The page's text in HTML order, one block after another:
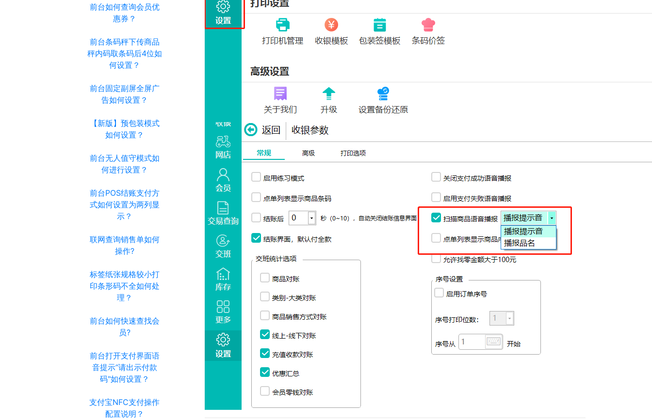
前台如何查询会员优
惠券？
前台条码秤下传商品
秤内码取条码后4位如
何设置？
前台固定副屏全屏广
告如何设置？
【新版】预包装模式
如何设置？
前台无人值守模式如
何进行设置？
前台POS结账支付方
式如何设置为两列显
示？
联网查询销售单如何
操作?
标签纸张规格较小打
印条形码不全如何处
理？
前台如何快速查找会
员?
前台打开支付界面语
音提示“请出示付款
码"如何设置？
支付宝NFC支付操作
配置说明？